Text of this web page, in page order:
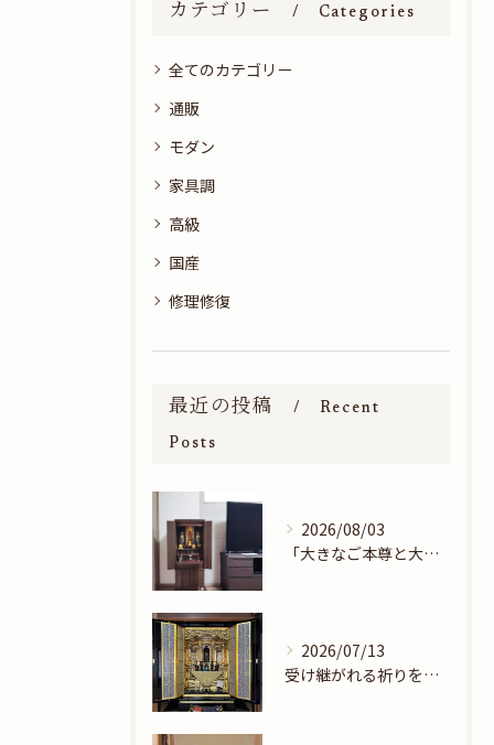
カテゴリー Categories
全てのカテゴリー
通販
モダン
家具調
高級
国産
修理修復
最近の投稿 Recent
Posts
2026/08/03
「大きなご本尊と大きなお位牌」
2026/07/13
受け継がれる祈りを未来へ―美しく蘇った大型金仏壇―